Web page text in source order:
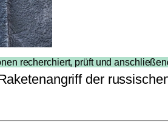
recherchiert, prüft und
der